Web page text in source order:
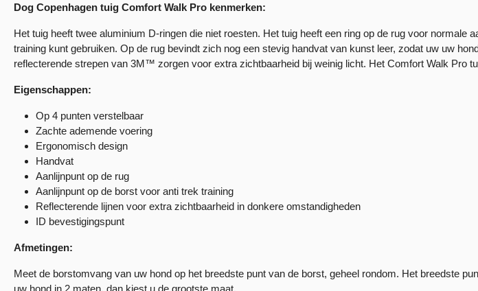
Dog Copenhagen tuig Comfort Walk Pro kenmerken:
Het tuig heeft twee aluminium D-ringen die niet roesten. Het tuig heeft een ring op de rug voor
training kunt gebruiken. Op de rug bevindt zich nog een stevig handvat van kunst leer, zodat uw uw
reflecterende strepen van 3M™ zorgen voor extra zichtbaarheid bij weinig licht. Het Comfort Walk Pro
Eigenschappen:
Op 4 punten verstelbaar
Zachte ademende voering
Ergonomisch design
Handvat
Aanlijnpunt op de rug
Aanlijnpunt op de borst voor anti trek training
Reflecterende lijnen voor extra zichtbaarheid in donkere omstandigheden
ID bevestigingspunt
Afmetingen:
Meet de borstomvang van uw hond op het breedste punt van de borst, geheel rondom. Het breedste
uw hond in 2 maten, dan kiest u de grootste maat.